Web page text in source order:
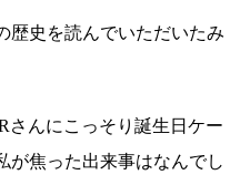
歴史を読んでいただいたみ
さんにこっそり誕生日ケー
が焦った出来事はなんでし